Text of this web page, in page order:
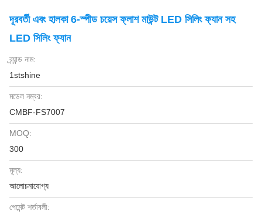
দূরবর্তী এবং হালকা 6-স্পীড চয়েস ফ্লাশ মাউন্ট LED সিলিং ফ্যান সহ
LED সিলিং ফ্যান
ব্র্যান্ড নাম:
1stshine
মডেল নম্বর:
CMBF-FS7007
MOQ:
300
মূল্য:
আলোচনাযোগ্য
পেমেন্ট শর্তাবলী: